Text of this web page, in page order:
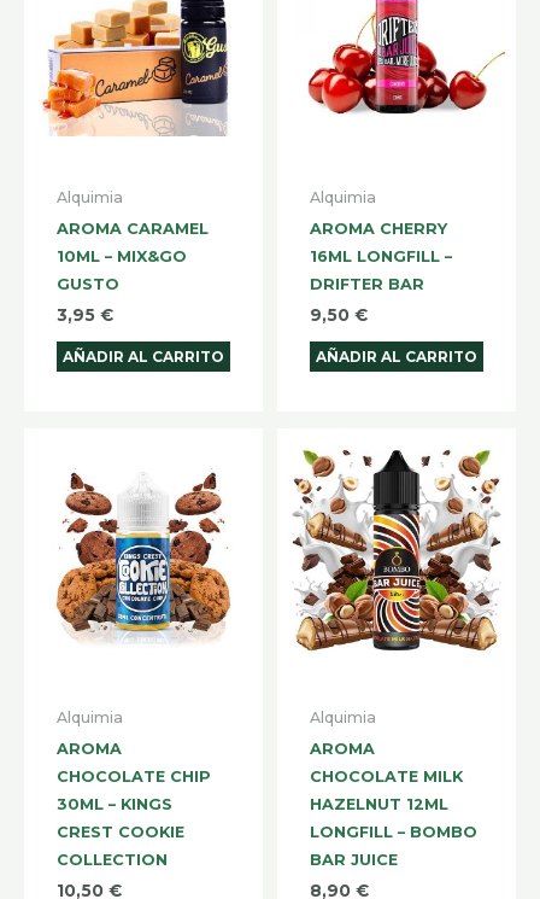
Alquimia
AROMA CARAMEL
10ML – MIX&GO
GUSTO
3,95 €
AÑADIR AL CARRITO
Alquimia
AROMA CHERRY
16ML LONGFILL –
DRIFTER BAR
9,50 €
AÑADIR AL CARRITO
Alquimia
AROMA
CHOCOLATE CHIP
30ML – KINGS
CREST COOKIE
COLLECTION
10,50 €
Alquimia
AROMA
CHOCOLATE MILK
HAZELNUT 12ML
LONGFILL – BOMBO
BAR JUICE
8,90 €